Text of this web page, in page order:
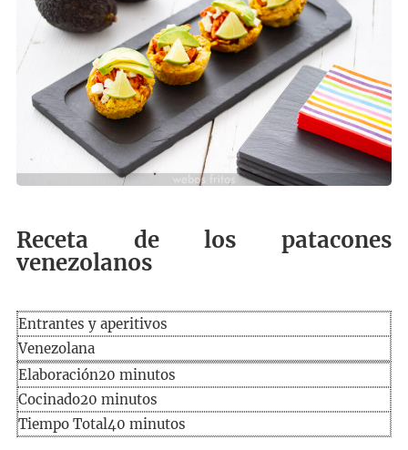
Receta de los patacones
venezolanos
Entrantes y aperitivos
Venezolana
Elaboración
Elaboración20minutos
minutos
Cocinado
Cocinado20minutos
minutos
Tiempo
Tiempo Total40minutos
minutos